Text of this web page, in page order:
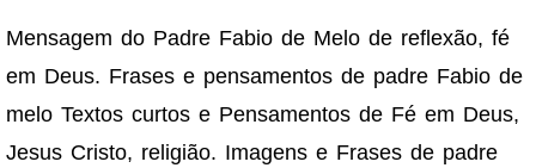
Mensagem do Padre Fabio de Melo de reflexão, fé
em Deus. Frases e pensamentos de padre Fabio de
melo Textos curtos e Pensamentos de Fé em Deus,
Jesus Cristo, religião. Imagens e Frases de padre